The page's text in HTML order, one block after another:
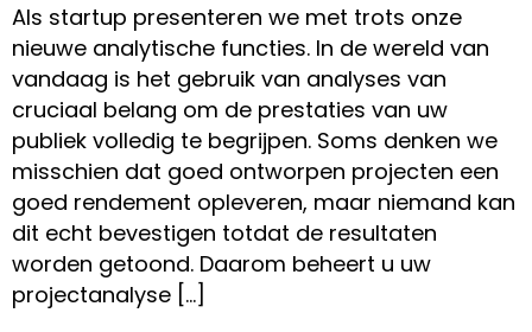
Als startup presenteren we met trots onze
nieuwe analytische functies. In de wereld van
vandaag is het gebruik van analyses van
cruciaal belang om de prestaties van uw
publiek volledig te begrijpen. Soms denken we
misschien dat goed ontworpen projecten een
goed rendement opleveren, maar niemand kan
dit echt bevestigen totdat de resultaten
worden getoond. Daarom beheert u uw
projectanalyse […]